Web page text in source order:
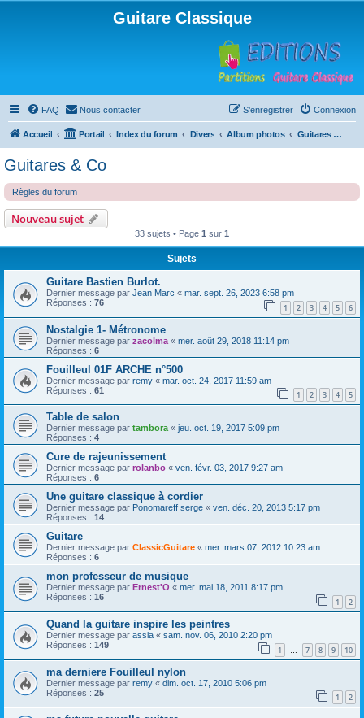
Guitare Classique
FAQ Nous contacter Connexion
S’enregistrer
Accueil Portail Index du forum Divers Album photos Guitares & Co
Guitares & Co
Règles du forum
Nouveau sujet
33 sujets • Page 1 sur 1
Sujets
Guitare Bastien Burlot.
Dernier message par Jean Marc « mar. sept. 26, 2023 6:58 pm
Réponses : 76 1 2 3 4 5 6
Nostalgie 1- Métronome
Dernier message par zacolma « mer. août 29, 2018 11:14 pm
Réponses : 6
Fouilleul 01F ARCHE n°500
Dernier message par remy « mar. oct. 24, 2017 11:59 am
Réponses : 61 1 2 3 4 5
Table de salon
Dernier message par tambora « jeu. oct. 19, 2017 5:09 pm
Réponses : 4
Cure de rajeunissement
Dernier message par rolanbo « ven. févr. 03, 2017 9:27 am
Réponses : 6
Une guitare classique à cordier
Dernier message par Ponomareff serge « ven. déc. 20, 2013 5:17 pm
Réponses : 14
Guitare
Dernier message par ClassicGuitare « mer. mars 07, 2012 10:23 am
Réponses : 6
mon professeur de musique
Dernier message par Ernest'O « mer. mai 18, 2011 8:17 pm
Réponses : 16 1 2
Quand la guitare inspire les peintres
Dernier message par assia « sam. nov. 06, 2010 2:20 pm
Réponses : 149 1 … 7 8 9 10
ma derniere Fouilleul nylon
Dernier message par remy « dim. oct. 17, 2010 5:06 pm
Réponses : 25 1 2